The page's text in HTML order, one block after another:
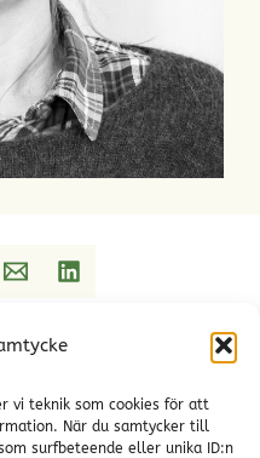
vi teknik som cookies för att
När du samtycker till
surfbeteende eller unika ID:n